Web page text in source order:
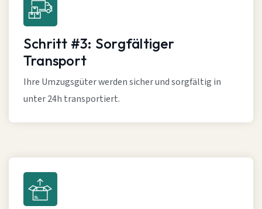
Schritt #3: Sorgfältiger
Transport
Ihre Umzugsgüter werden sicher und sorgfältig in
unter 24h transportiert.